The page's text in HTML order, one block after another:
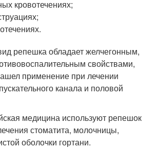
кровотечениях;
репешка обладает желчегонным,
свойствами,
применение при лечении
канала и половой
медицина используют репешок
стоматита, молочницы,
оболочки гортани.